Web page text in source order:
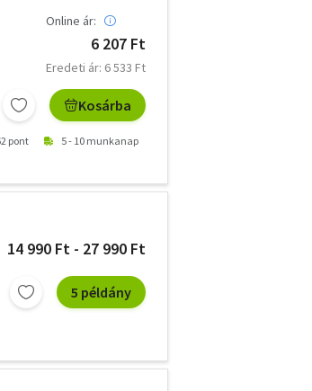
Online ár:
6 207 Ft
Eredeti ár: 6 533 Ft
Kosárba
pont 5 - 10 munkanap
14 990 Ft - 27 990 Ft
5 példány